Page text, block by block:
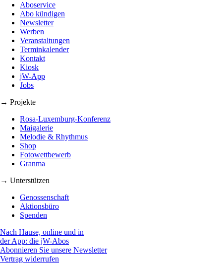
Aboservice
Abo kündigen
Newsletter
Werben
Veranstaltungen
Terminkalender
Kontakt
Kiosk
jW-App
Jobs
→ Projekte
Rosa-Luxemburg-Konferenz
Maigalerie
Melodie & Rhythmus
Shop
Fotowettbewerb
Granma
→ Unterstützen
Genossenschaft
Aktionsbüro
Spenden
Nach Hause, online und in
der App: die jW-Abos
Abonnieren Sie unsere Newsletter
Vertrag widerrufen